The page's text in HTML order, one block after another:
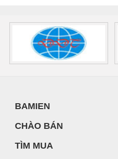
BAMIEN
CHÀO BÁN
TÌM MUA